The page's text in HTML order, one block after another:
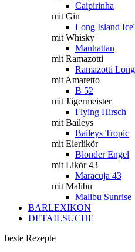
Caipirinha
mit Gin
Long Island
mit Whisky
Manhattan
mit Ramazotti
Ramazotti Long
mit Amaretto
B 52
mit Jägermeister
Flying Hirsch
mit Baileys
Baileys Tropic
mit Eierlikör
Blonder Engel
mit Likör 43
Maracuja 43
mit Malibu
Malibu Sunrise
BARLEXIKON
DETAILSUCHE
beste Rezepte